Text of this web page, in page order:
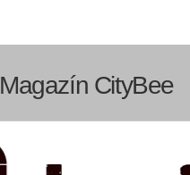
Magazín CityBee